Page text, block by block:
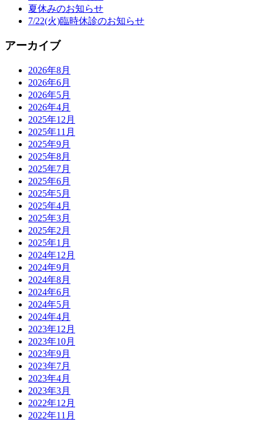
夏休みのお知らせ
7/22(火)臨時休診のお知らせ
アーカイブ
2026年8月
2026年6月
2026年5月
2026年4月
2025年12月
2025年11月
2025年9月
2025年8月
2025年7月
2025年6月
2025年5月
2025年4月
2025年3月
2025年2月
2025年1月
2024年12月
2024年9月
2024年8月
2024年6月
2024年5月
2024年4月
2023年12月
2023年10月
2023年9月
2023年7月
2023年4月
2023年3月
2022年12月
2022年11月